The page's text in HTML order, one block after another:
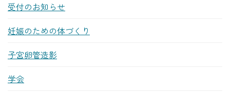
受付のお知らせ
妊娠のための体づくり
子宮卵管造影
学会